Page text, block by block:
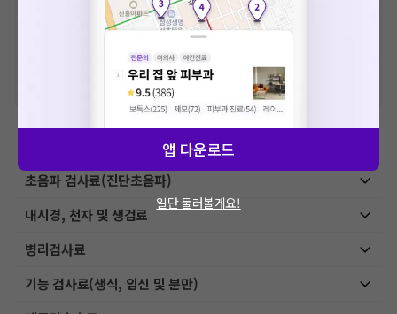
비급여 항목의 경우,추가비용 등으로 실제 가격과 상이할 수 있으니, 정확
한 가격은 해당 의료기관에 직접 문의해주세요.
건강보험심사평가원
격입니다. (진료와 연관된 복합적인 비용이 추가되어, 병원마다 금액이 다르게
산정될 수 있는 점 참고 바랍니다.)
※ 이벤트가, 할인가는VAT 포함
초음파 검사료(진단초음파)
내시경, 천자 및 생검료
병리검사료
기능 검사료(생식, 임신 및 분만)
앱 다운로드
일단 둘러볼게요!